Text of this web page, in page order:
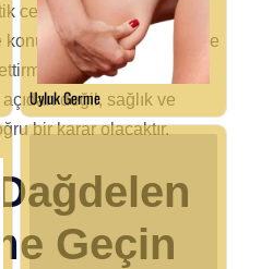
cerrahinin her alanında
da uzmanlığı ve
Onunla
değil, sağlık ve
bir karar olacaktır.
Geçin